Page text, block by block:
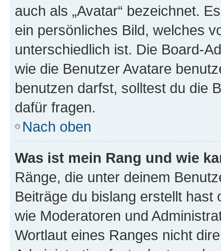
auch als „Avatar“ bezeichnet.
ein persönliches Bild, welches
unterschiedlich ist. Die Board-
wie die Benutzer Avatare
benutzen darfst, solltest du die
dafür fragen.
Nach oben
Was ist mein Rang und wie
Ränge, die unter deinem
Beiträge du bislang erstellt
wie Moderatoren und
Wortlaut eines Ranges nicht